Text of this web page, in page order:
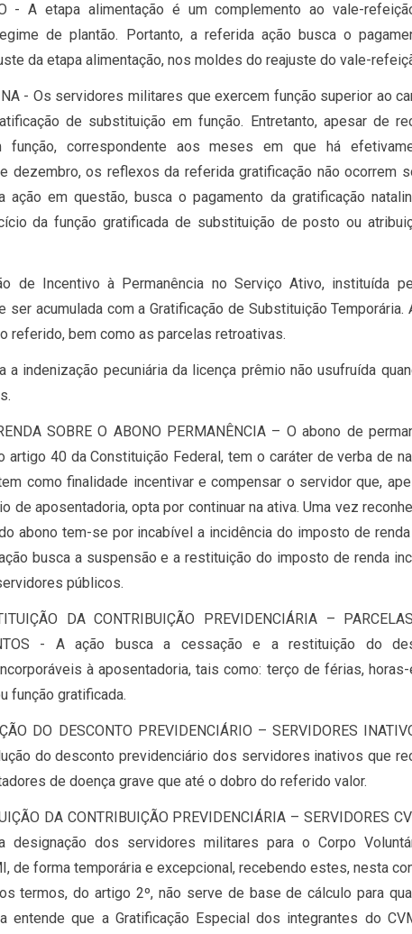
- A etapa alimentação é um complemento ao vale-
de plantão. Portanto, a referida ação busca o
da etapa alimentação, nos moldes do reajuste do vale-
- Os servidores militares que exercem função superior ao
de substituição em função. Entretanto, apesar de
função, correspondente aos meses em que há
dezembro, os reflexos da referida gratificação não ocorrem
em questão, busca o pagamento da gratificação
da função gratificada de substituição de posto ou
de Incentivo à Permanência no Serviço Ativo, instituída
ser acumulada com a Gratificação de Substituição Temporária.
referido, bem como as parcelas retroativas.
a indenização pecuniária da licença prêmio não usufruída
SOBRE O ABONO PERMANÊNCIA – O abono de
40 da Constituição Federal, tem o caráter de verba de
como finalidade incentivar e compensar o servidor que,
de aposentadoria, opta por continuar na ativa. Uma vez
abono tem-se por incabível a incidência do imposto de
busca a suspensão e a restituição do imposto de renda
públicos.
DA CONTRIBUIÇÃO PREVIDENCIÁRIA –
- A ação busca a cessação e a restituição do
à aposentadoria, tais como: terço de férias, horas-
função gratificada.
DO DESCONTO PREVIDENCIÁRIO – SERVIDORES
do desconto previdenciário dos servidores inativos que
de doença grave que até o dobro do referido valor.
DA CONTRIBUIÇÃO PREVIDENCIÁRIA – SERVIDORES
designação dos servidores militares para o Corpo
de forma temporária e excepcional, recebendo estes, nesta
termos, do artigo 2º, não serve de base de cálculo para
entende que a Gratificação Especial dos integrantes do